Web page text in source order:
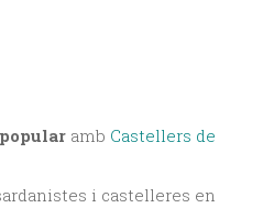
amb Castellers de
i castelleres en